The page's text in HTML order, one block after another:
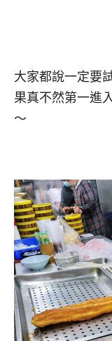
大家都說一定要
果真不然第一進
～